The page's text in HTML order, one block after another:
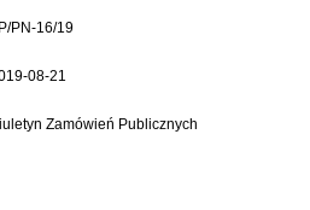
PN-16/19
08-21
Zamówień Publicznych